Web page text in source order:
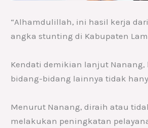
“Alhamdulillah, ini hasil kerja
angka stunting di Kabupaten
Kendati demikian lanjut
bidang-bidang lainnya tidak
Menurut Nanang, diraih atau
melakukan peningkatan